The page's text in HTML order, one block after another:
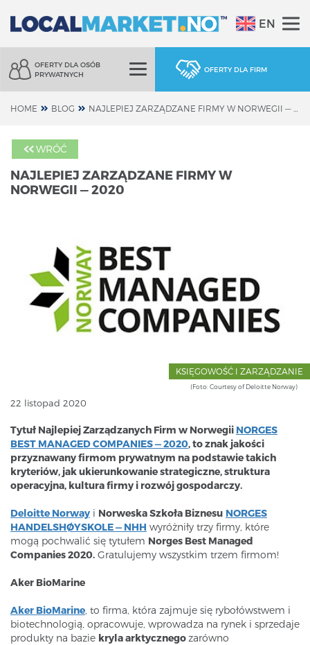
EN
OFERTY DLA OSÓB
PRYWATNYCH
OFERTY DLA FIRM
HOME BLOG
WRÓĆ
NAJLEPIEJ ZARZĄDZANE FIRMY W
NORWEGII — 2020
KSIĘGOWOŚĆ I ZARZĄDZANIE
(Foto: Courtesy of Deloitte Norway)
22 listopad 2020
Tytuł Najlepiej Zarządzanych Firm w Norwegii NORGES
BEST MANAGED COMPANIES — 2020, to znak jakości
przyznawany firmom prywatnym na podstawie takich
kryteriów, jak ukierunkowanie strategiczne, struktura
operacyjna, kultura firmy i rozwój gospodarczy.
Deloitte Norway i Norweska Szkoła Biznesu NORGES
HANDELSHØYSKOLE — NHH wyróżniły trzy firmy, które
mogą pochwalić się tytułem Norges Best Managed
Companies 2020. Gratulujemy wszystkim trzem firmom!
Aker BioMarine
Aker BioMarine, to firma, która zajmuje się rybołówstwem i
biotechnologią, opracowuje, wprowadza na rynek i sprzedaje
produkty na bazie kryla arktycznegozarówno